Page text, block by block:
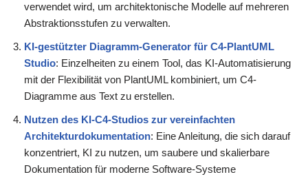
verwendet wird, um architektonische Modelle auf mehreren
Abstraktionsstufen zu verwalten.
KI-gestützter Diagramm-Generator für C4-PlantUML
Studio: Einzelheiten zu einem Tool, das KI-Automatisierung
mit der Flexibilität von PlantUML kombiniert, um C4-
Diagramme aus Text zu erstellen.
Nutzen des KI-C4-Studios zur vereinfachten
Architekturdokumentation: Eine Anleitung, die sich darauf
konzentriert, KI zu nutzen, um saubere und skalierbare
Dokumentation für moderne Software-Systeme